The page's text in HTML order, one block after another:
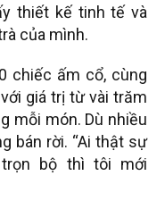
thiết kế tinh tế và
của mình.
chiếc ấm cổ, cùng
giá trị từ vài trăm
mỗi món. Dù nhiều
bán rời. “Ai thật sự
bộ thì tôi mới